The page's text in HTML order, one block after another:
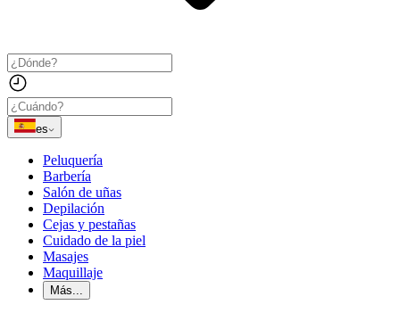
es
Peluquería
Barbería
Salón de uñas
Depilación
Cejas y pestañas
Cuidado de la piel
Masajes
Maquillaje
Más...